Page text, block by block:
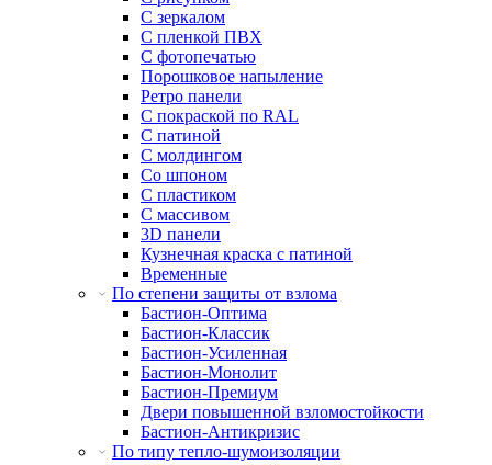
С зеркалом
С пленкой ПВХ
С фотопечатью
Порошковое напыление
Ретро панели
С покраской по RAL
С патиной
С молдингом
Со шпоном
С пластиком
С массивом
3D панели
Кузнечная краска с патиной
Временные
По степени защиты от взлома
Бастион-Оптима
Бастион-Классик
Бастион-Усиленная
Бастион-Монолит
Бастион-Премиум
Двери повышенной взломостойкости
Бастион-Антикризис
По типу тепло-шумоизоляции